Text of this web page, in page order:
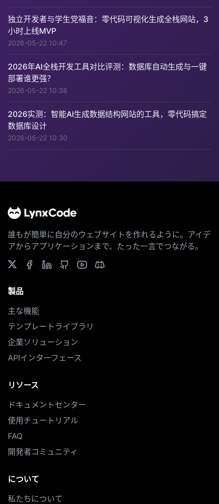
独立开发者与学生党福音：零代码可视化生成全栈网站，3
小时上线MVP
2026-05-22 10:47
2026年AI全栈开发工具对比评测：数据库自动生成与一键
部署谁更强？
2026-05-22 10:38
2026实测：智能AI生成数据结构网站的工具，零代码搞定
数据库设计
2026-05-22 10:30
誰もが簡単に自分のウェブサイトを作れるように。アイデ
アからアプリケーションまで、たった一言でつながる。
製品
主な機能
テンプレートライブラリ
企業ソリューション
APIインターフェース
リソース
ドキュメントセンター
使用チュートリアル
FAQ
開発者コミュニティ
について
私たちについて